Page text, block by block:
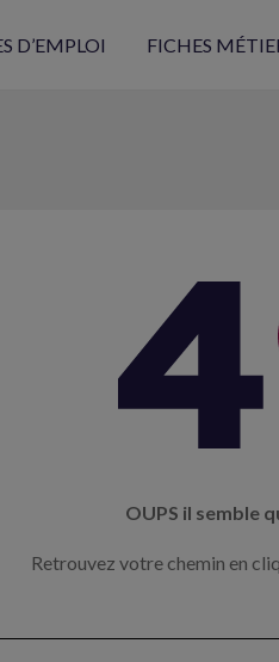
D’EMPLOI FICHES
OUPS il semble
Retrouvez votre chemin en